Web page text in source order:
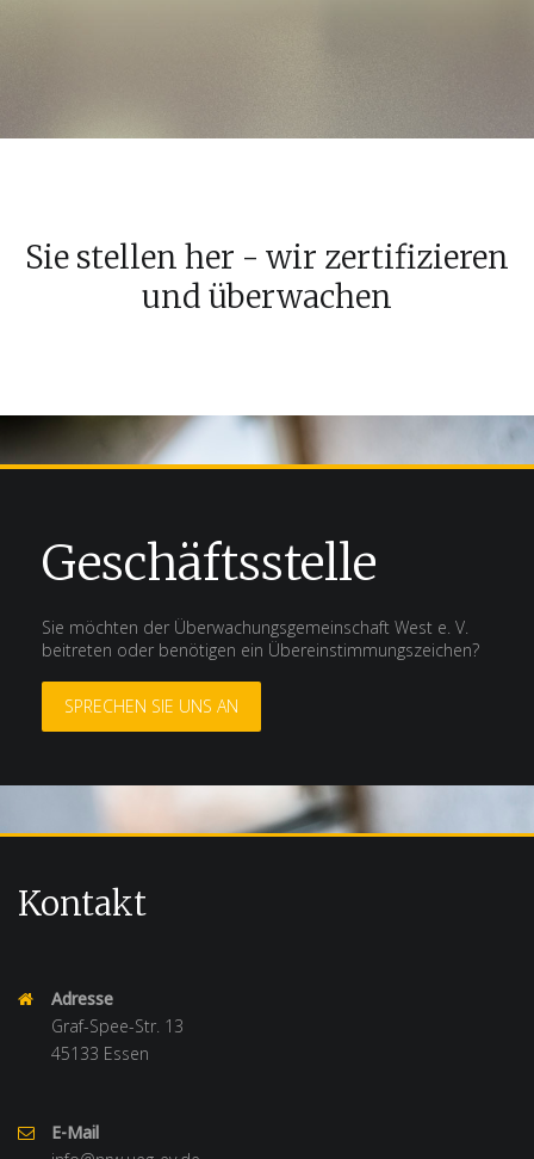
Sie stellen her - wir zertifizieren
und überwachen
Geschäftsstelle
Sie möchten der Überwachungsgemeinschaft West e. V.
beitreten oder benötigen ein Übereinstimmungszeichen?
SPRECHEN SIE UNS AN
Kontakt
Adresse
Graf-Spee-Str. 13
45133 Essen
E-Mail